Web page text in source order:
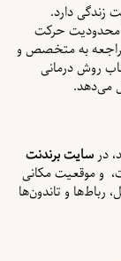
زندگی دارد.
محدودیت حرکت
به متخصص و
روش درمانی
می‌دهد.
در سایت برندنت
و موقعیت مکانی
و تاندون‌ها